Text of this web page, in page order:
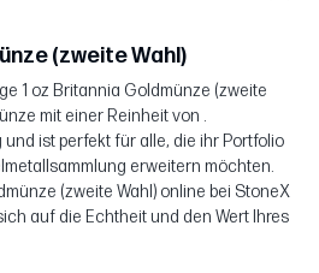
(zweite Wahl)
1 oz Britannia Goldmünze (zweite
mit einer Reinheit von .
und ist perfekt für alle, die ihr Portfolio
erweitern möchten.
(zweite Wahl) online bei StoneX
auf die Echtheit und den Wert Ihres